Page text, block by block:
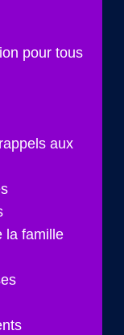
pour tous
aux
la famille